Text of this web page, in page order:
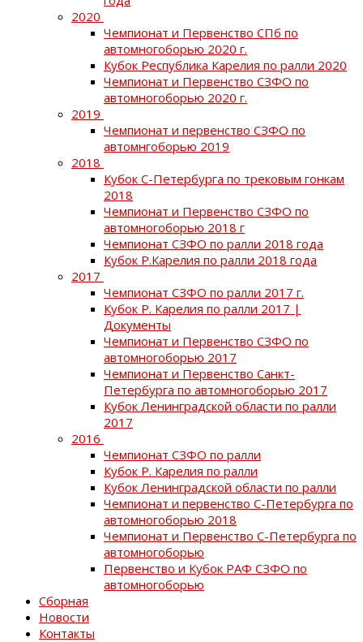
2020
Чемпионат и Первенство СПб по
автомногоборью 2020 г.
Кубок Республика Карелия по ралли 2020
Чемпионат и Первенство СЗФО по
автомногоборью 2020 г.
2019
Чемпионат и первенство СЗФО по
автомнгоборью 2019
2018
Кубок С-Петербурга по трековым гонкам
2018
Чемпионат и Первенство СЗФО по
автомногоборью 2018 г
Чемпионат СЗФО по ралли 2018 года
Кубок Р.Карелия по ралли 2018 года
2017
Чемпионат СЗФО по ралли 2017 г.
Кубок Р. Карелия по ралли 2017 |
Документы
Чемпионат и Первенство СЗФО по
автомногоборью 2017
Чемпионат и Первенство Санкт-
Петербурга по автомногоборью 2017
Кубок Ленинградской области по ралли
2017
2016
Чемпионат СЗФО по ралли
Кубок Р. Карелия по ралли
Кубок Ленинградской области по ралли
Чемпионат и первенство С-Петербурга по
автомногоборью 2018
Чемпионат и Первенство С-Петербурга по
автомногоборью
Первенство и Кубок РАФ СЗФО по
автомногоборью
Сборная
Новости
Контакты